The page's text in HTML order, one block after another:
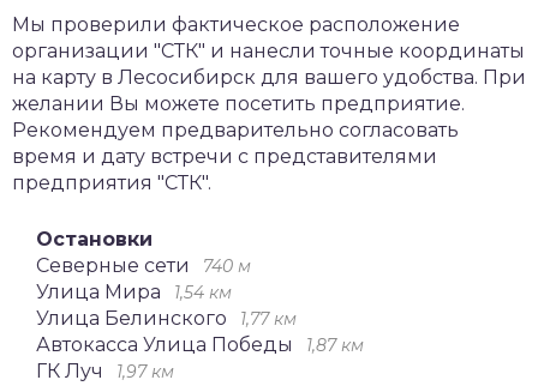
Мы проверили фактическое расположение
организации "СТК" и нанесли точные координаты
на карту в Лесосибирск для вашего удобства. При
желании Вы можете посетить предприятие.
Рекомендуем предварительно согласовать
время и дату встречи с представителями
предприятия "СТК".
Остановки
Северные сети
740 м
Улица Мира 1,54 км
Улица Белинского 1,77 км
Автокасса Улица Победы 1,87 км
ГК Луч 1,97 км